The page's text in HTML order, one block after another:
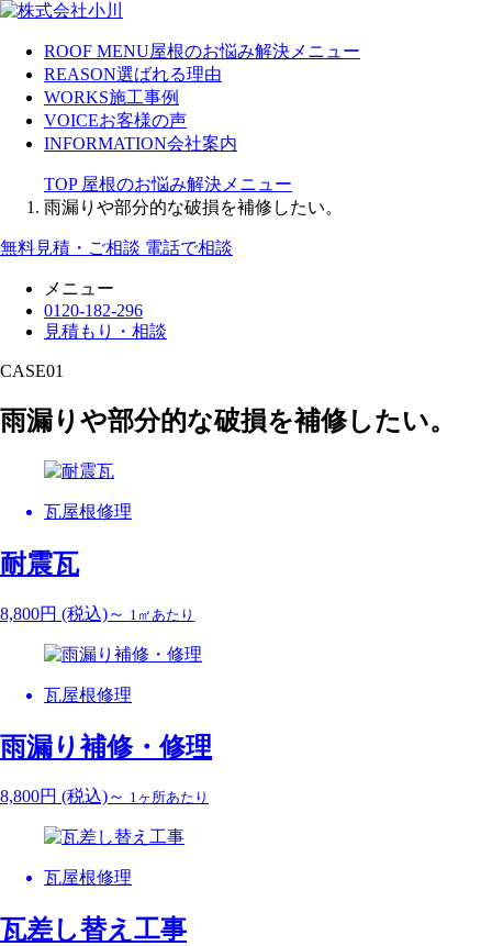
ROOF MENU屋根のお悩み解決メニュー
REASON選ばれる理由
WORKS施工事例
VOICEお客様の声
INFORMATION会社案内
TOP 屋根のお悩み解決メニュー
雨漏りや部分的な破損を補修したい。
無料見積・ご相談 電話で相談
メニュー
0120-182-296
見積もり・相談
CASE01
雨漏りや部分的な破損を補修したい。
瓦屋根修理
耐震瓦
8,800円 (税込)～ 1㎡あたり
瓦屋根修理
雨漏り補修・修理
8,800円 (税込)～ 1ヶ所あたり
瓦屋根修理
瓦差し替え工事